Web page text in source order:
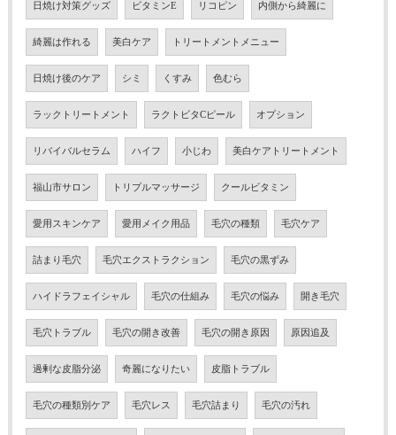
日焼け対策グッズ ビタミンE リコピン 内側から綺麗に
綺麗は作れる 美白ケア トリートメントメニュー
日焼け後のケア シミ くすみ 色むら
ラックトリートメント ラクトビタCピール オプション
リバイバルセラム ハイフ 小じわ 美白ケアトリートメント
福山市サロン トリプルマッサージ クールビタミン
愛用スキンケア 愛用メイク用品 毛穴の種類 毛穴ケア
詰まり毛穴 毛穴エクストラクション 毛穴の黒ずみ
ハイドラフェイシャル 毛穴の仕組み 毛穴の悩み 開き毛穴
毛穴トラブル 毛穴の開き改善 毛穴の開き原因 原因追及
過剰な皮脂分泌 奇麗になりたい 皮脂トラブル
毛穴の種類別ケア 毛穴レス 毛穴詰まり 毛穴の汚れ